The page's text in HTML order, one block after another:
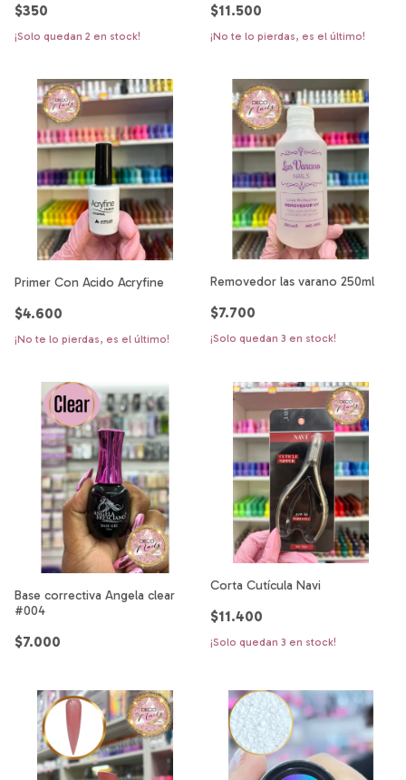
$350
¡Solo quedan 2 en stock!
$11.500
¡No te lo pierdas, es el último!
Primer Con Acido Acryfine
$4.600
¡No te lo pierdas, es el último!
Removedor las varano 250ml
$7.700
¡Solo quedan 3 en stock!
Base correctiva Angela clear
#004
$7.000
Corta Cutícula Navi
$11.400
¡Solo quedan 3 en stock!